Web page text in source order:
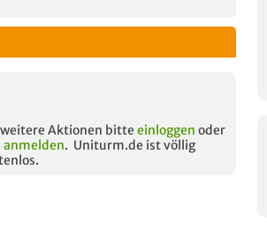
weitere Aktionen bitte einloggen oder
anmelden. Uniturm.de ist völlig